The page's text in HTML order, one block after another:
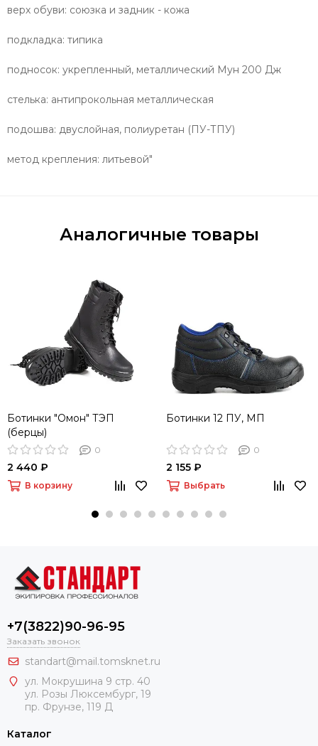
верх обуви: союзка и задник - кожа
подкладка: типика
подносок: укрепленный, металлический Мун 200 Дж
стелька: антипрокольная металлическая
подошва: двуслойная, полиуретан (ПУ-ТПУ)
метод крепления: литьевой"
Аналогичные товары
Ботинки "Омон" ТЭП
(берцы)
0
2 440 ₽
В корзину
Ботинки 12 ПУ, МП
0
2 155 ₽
Выбрать
+7(3822)90-96-95
Заказать звонок
standart@mail.tomsknet.ru
ул. Мокрушина 9 стр. 40
ул. Розы Люксембург, 19
пр. Фрунзе, 119 Д
Каталог